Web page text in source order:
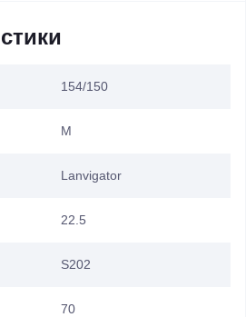
154/150
M
Lanvigator
22.5
S202
70